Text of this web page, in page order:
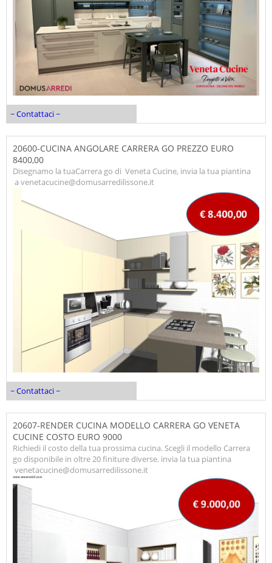
~ Contattaci ~
20600-CUCINA ANGOLARE CARRERA GO PREZZO EURO
8400,00
Disegnamo la tuaCarrera go di Veneta Cucine, invia la tua piantina
a venetacucine@domusarredilissone.it
~ Contattaci ~
20607-RENDER CUCINA MODELLO CARRERA GO VENETA
CUCINE COSTO EURO 9000
Richiedi il costo della tua prossima cucina. Scegli il modello Carrera
go disponibile in oltre 20 finiture diverse. invia la tua piantina
venetacucine@domusarredilissone.it